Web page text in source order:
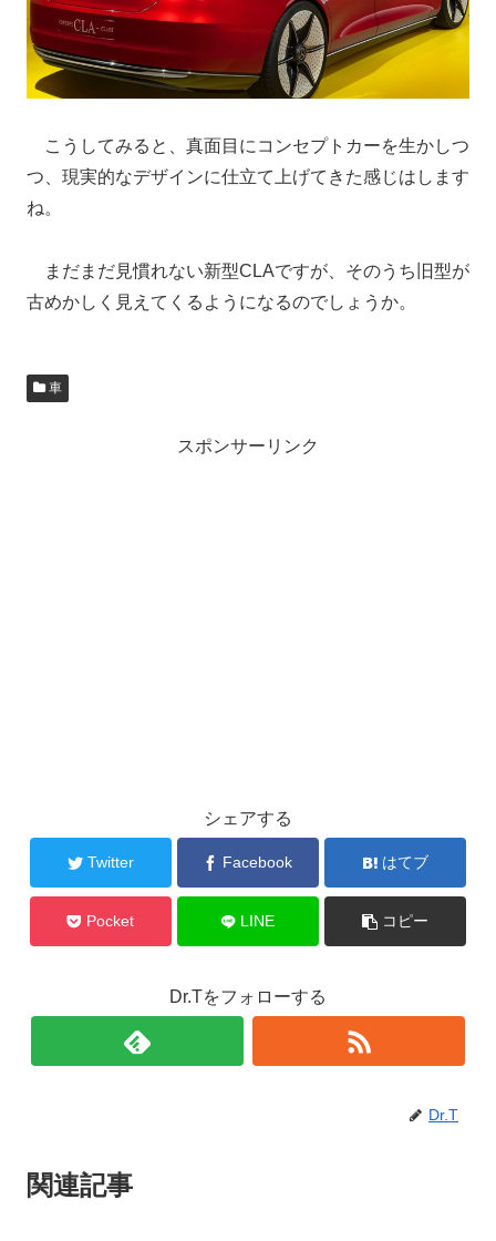
こうしてみると、真面目にコンセプトカーを生かしつ
つ、現実的なデザインに仕立て上げてきた感じはします
ね。
まだまだ見慣れない新型CLAですが、そのうち旧型が
古めかしく見えてくるようになるのでしょうか。
車
スポンサーリンク
シェアする
Twitter Facebook はてブ
Pocket LINE コピー
Dr.Tをフォローする
Dr.T
関連記事